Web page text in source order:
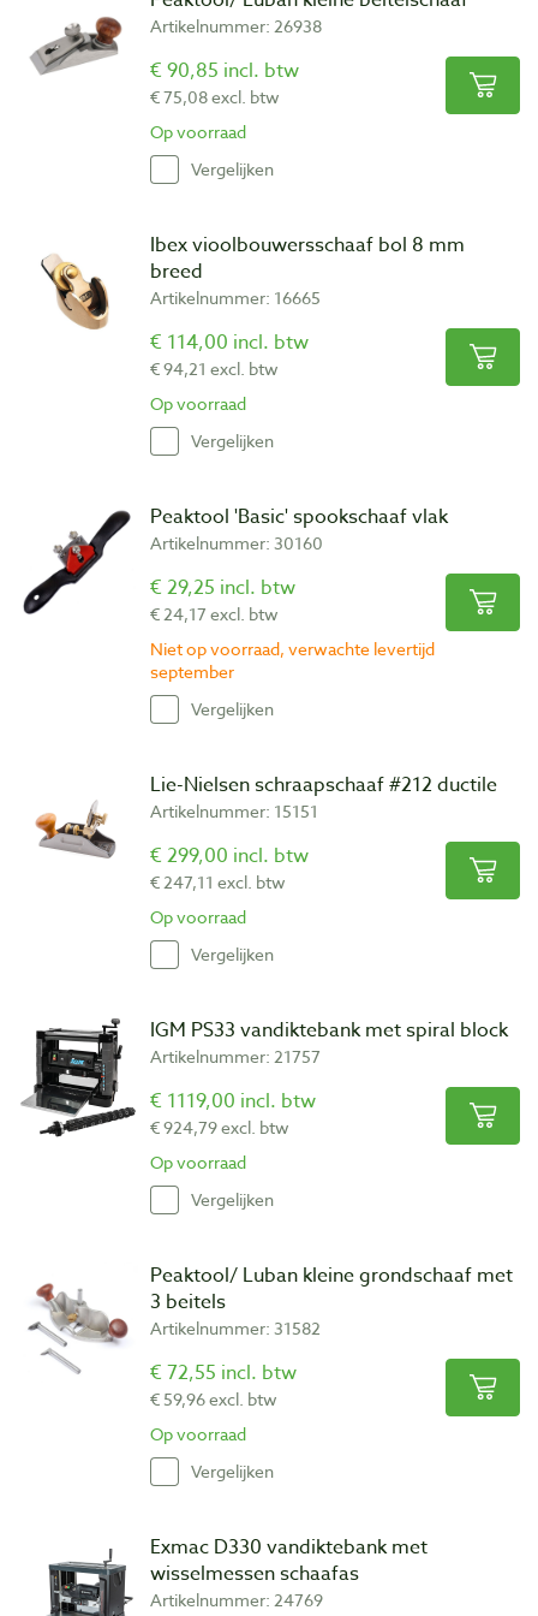
Spookschaven
Spookschaven
zijn trekschaven waarmee u eenvoudig gebogen
of ronde oppervlakken kunt schaven.
Artikelnummer: 26938
€ 90,85 incl. btw
€ 75,08 excl. btw
Op voorraad
Vergelijken
Ibex vioolbouwersschaaf bol 8 mm
breed
Artikelnummer: 16665
€ 114,00 incl. btw
€ 94,21 excl. btw
Op voorraad
Vergelijken
Peaktool 'Basic' spookschaaf vlak
Artikelnummer: 30160
€ 29,25 incl. btw
€ 24,17 excl. btw
Niet op voorraad, verwachte levertijd
september
Vergelijken
Lie-Nielsen schraapschaaf #212 ductile
Artikelnummer: 15151
€ 299,00 incl. btw
€ 247,11 excl. btw
Op voorraad
Vergelijken
IGM PS33 vandiktebank met spiral block
Artikelnummer: 21757
€ 1119,00 incl. btw
€ 924,79 excl. btw
Op voorraad
Vergelijken
Peaktool/ Luban kleine grondschaaf met
3 beitels
Artikelnummer: 31582
€ 72,55 incl. btw
€ 59,96 excl. btw
Op voorraad
Vergelijken
Exmac D330 vandiktebank met
wisselmessen schaafas
Artikelnummer: 24769